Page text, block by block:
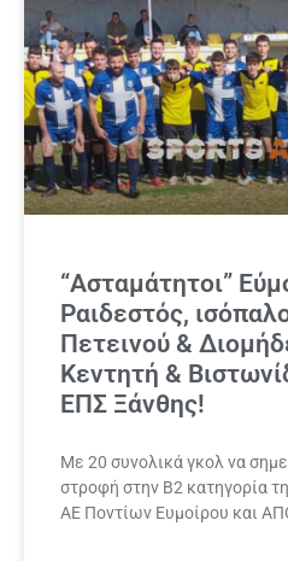
“Ασταμάτητοι”
Ραιδεστός,
Πετεινού &
Κεντητή &
ΕΠΣ Ξάνθης!
Με 20 συνολικά γκολ να
στροφή στην Β2 κατηγορία
ΑΕ Ποντίων Ευμοίρου και